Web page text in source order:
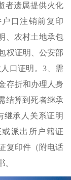
者遗属提供火化
口注销前复印
、农村土地承包
权证明、公安部
口证明。3、需
存折和办理人身
结算到死者继承
继承人关系证明
派出所户籍证
复印件（附电话
。